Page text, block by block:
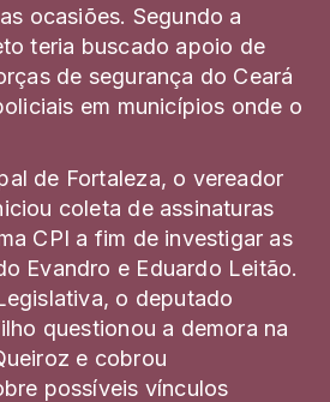
ocasiões. Segundo a
teria buscado apoio de
de segurança do Ceará
em municípios onde o
de Fortaleza, o vereador
coleta de assinaturas
CPI a fim de investigar as
Evandro e Eduardo Leitão.
o deputado
questionou a demora na
e cobrou
possíveis vínculos